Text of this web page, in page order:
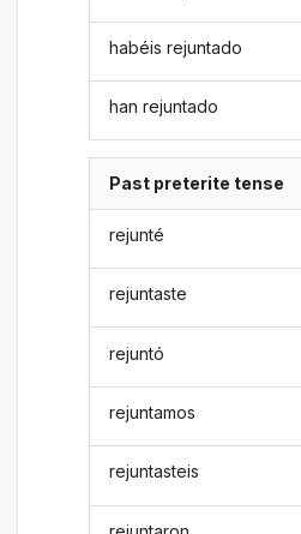
habéis rejuntado
han rejuntado
Past preterite tense
rejunté
rejuntaste
rejuntó
rejuntamos
rejuntasteis